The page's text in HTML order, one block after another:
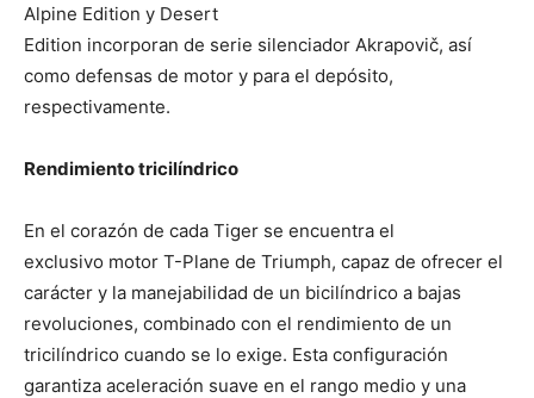
Alpine Edition y Desert
Edition incorporan de serie silenciador Akrapovič, así
como defensas de motor y para el depósito,
respectivamente.
Rendimiento tricilíndrico
En el corazón de cada Tiger se encuentra el
exclusivo motor T-Plane de Triumph, capaz de ofrecer el
carácter y la manejabilidad de un bicilíndrico a bajas
revoluciones, combinado con el rendimiento de un
tricilíndrico cuando se lo exige. Esta configuración
garantiza aceleración suave en el rango medio y una